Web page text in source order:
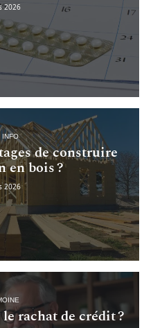
2026
INFO
de construire
en bois ?
2026
rachat de crédit ?